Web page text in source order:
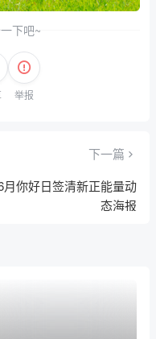
下吧~
举报
下一篇
月你好日签清新正能量动
态海报